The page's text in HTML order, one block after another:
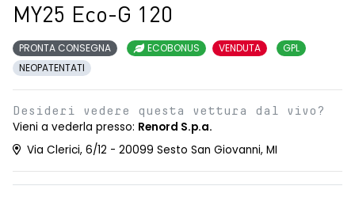
MY25 Eco-G 120
PRONTA CONSEGNA ECOBONUS VENDUTA
GPL
NEOPATENTATI
Desideri vedere questa vettura dal vivo?
Vieni a vederla presso: Renord S.p.a.
Via Clerici, 6/12 - 20099 Sesto San Giovanni, MI